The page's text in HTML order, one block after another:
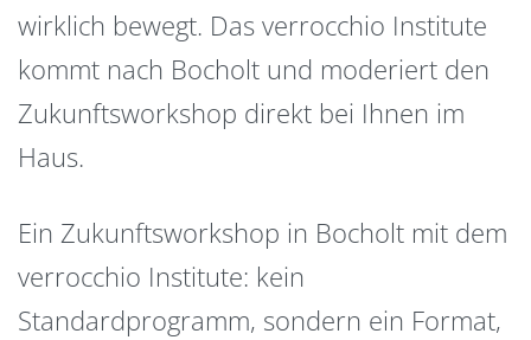
wirklich bewegt. Das verrocchio Institute
kommt nach Bocholt und moderiert den
Zukunftsworkshop direkt bei Ihnen im
Haus.
Ein Zukunftsworkshop in Bocholt mit dem
verrocchio Institute: kein
Standardprogramm, sondern ein Format,